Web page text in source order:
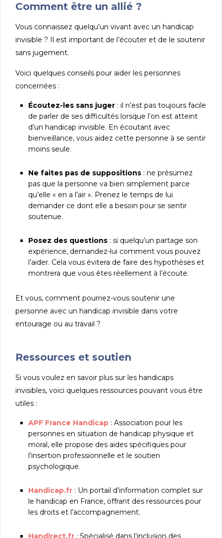
Comment être un allié ?
Vous connaissez quelqu’un vivant avec un handicap
invisible ? Il est important de l’écouter et de le soutenir
sans jugement.
Voici quelques conseils pour aider les personnes
concernées :
Écoutez-les sans juger : il n’est pas toujours facile
de parler de ses difficultés lorsque l’on est atteint
d’un handicap invisible. En écoutant avec
bienveillance, vous aidez cette personne à se sentir
moins seule.
Ne faites pas de suppositions : ne présumez
pas que la personne va bien simplement parce
qu’elle « en a l’air ». Prenez le temps de lui
demander ce dont elle a besoin pour se sentir
soutenue.
Posez des questions : si quelqu’un partage son
expérience, demandez-lui comment vous pouvez
l’aider. Cela vous évitera de faire des hypothèses et
montrera que vous êtes réellement à l’écoute.
Et vous, comment pourriez-vous soutenir une
personne avec un handicap invisible dans votre
entourage ou au travail ?
Ressources et soutien
Si vous voulez en savoir plus sur les handicaps
invisibles, voici quelques ressources pouvant vous être
utiles :
APF France Handicap : Association pour les
personnes en situation de handicap physique et
moral, elle propose des aides spécifiques pour
l’insertion professionnelle et le soutien
psychologique.
Handicap.fr : Un portail d’information complet sur
le handicap en France, offrant des ressources pour
les droits et l’accompagnement.
Handirect.fr :Spécialisé dans l’inclusion des